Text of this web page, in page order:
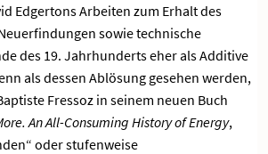
Edgertons Arbeiten zum Erhalt des
sowie technische
des 19. Jahrhunderts eher als Additive
als dessen Ablösung gesehen werden,
Fressoz in seinem neuen Buch
An All-Consuming History of Energy,
oder stufenweise